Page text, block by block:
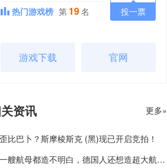
投一票
热门游戏榜 第 19名
游戏下载 官网
资讯 更多»
歪比巴卜？斯摩棱斯克 (黑)现已开启竞拍！
一艘航母都造不明白，德国人还想造超大航母？